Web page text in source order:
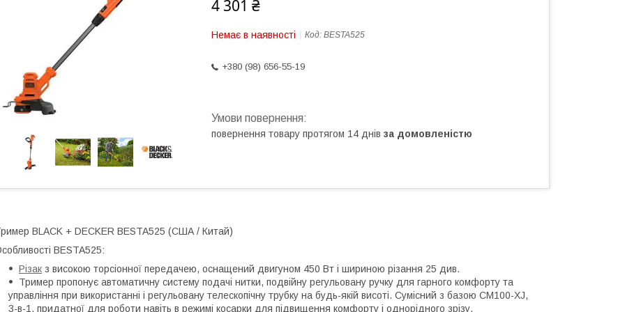
4 301 ₴
Немає в наявності Код: BESTA525
+380 (98) 656-55-19
повернення товару протягом 14 днів за домовленістю
BLACK + DECKER BESTA525 (США / Китай)
BESTA525:
Різак з високою торсіонної передачею, оснащений двигуном 450 Вт і шириною різання 25 див.
Тример пропонує автоматичну систему подачі нитки, подвійну регульовану ручку для гарного комфорту та
управління при використанні і регульовану телескопічну трубку на будь-якій висоті. Сумісний з базою CM100-XJ,
3-в-1, придатної для роботи навіть в режимі косарки для підвищення комфорту і однорідного зрізу.